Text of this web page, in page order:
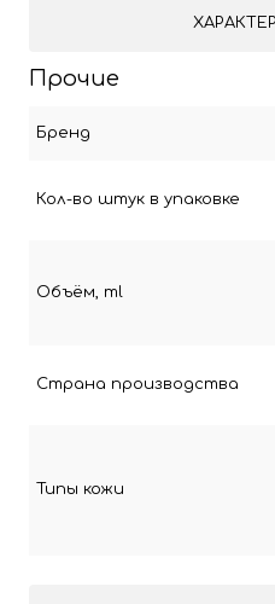
Прочие
Бренд
Кол-во штук в упаковке
Объём, ml
Страна производства
Типы кожи